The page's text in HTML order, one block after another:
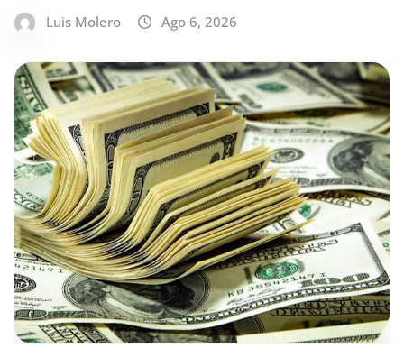
Luis Molero Ago 6, 2026